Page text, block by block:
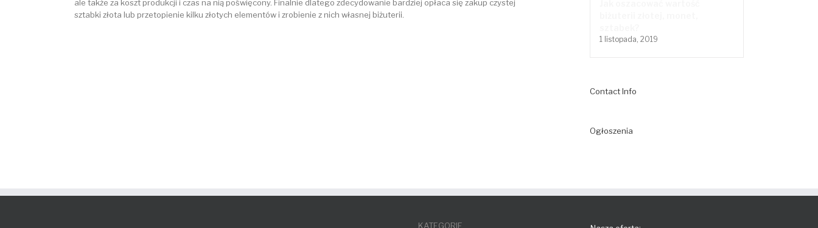
ale także za koszt produkcji i czas na nią poświęcony. Finalnie dlatego zdecydowanie bardziej opłaca się zakup czystej
sztabki złota lub przetopienie kilku złotych elementów i zrobienie z nich własnej biżuterii.
1 listopada, 2019
Contact Info
Ogłoszenia
KATEGORIE